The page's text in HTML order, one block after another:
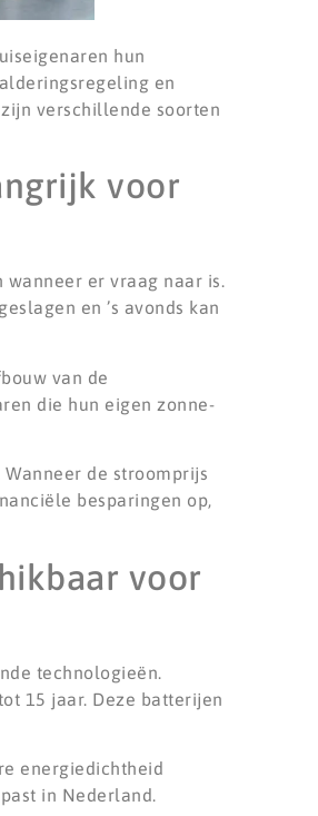
hun
en
verschillende soorten
voor
er vraag naar is.
en ’s avonds kan
van de
die hun eigen zonne-
de stroomprijs
besparingen op,
voor
technologieën.
15 jaar. Deze batterijen
energiedichtheid
in Nederland.